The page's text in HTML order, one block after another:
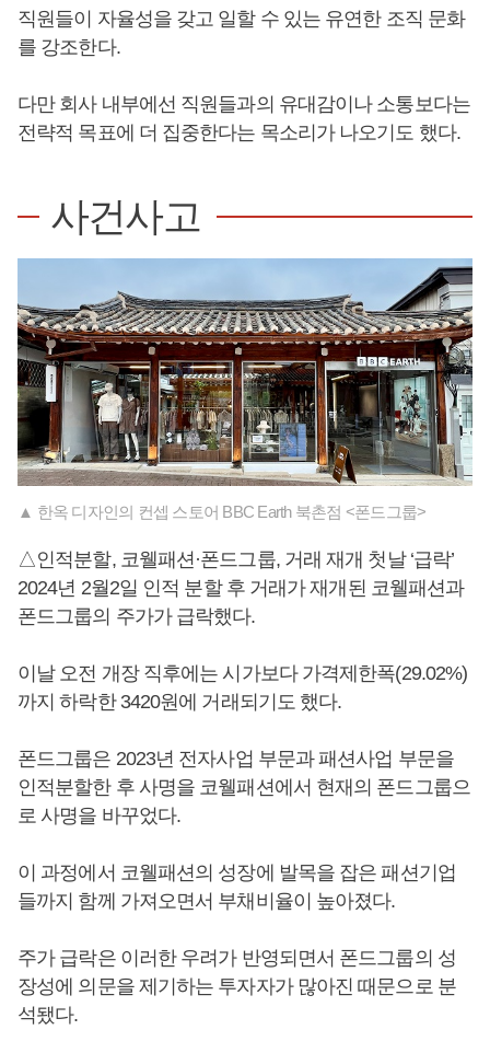
직원들이 자율성을 갖고 일할 수 있는 유연한 조직 문화
를 강조한다.
다만 회사 내부에선 직원들과의 유대감이나 소통보다는
전략적 목표에 더 집중한다는 목소리가 나오기도 했다.
사건사고
▲ 한옥 디자인의 컨셉 스토어 BBC Earth 북촌점 <폰드그룹>
△인적분할, 코웰패션·폰드그룹, 거래 재개 첫날 ‘급락’
2024년 2월2일 인적 분할 후 거래가 재개된 코웰패션과
폰드그룹의 주가가 급락했다.
이날 오전 개장 직후에는 시가보다 가격제한폭(29.02%)
까지 하락한 3420원에 거래되기도 했다.
폰드그룹은 2023년 전자사업 부문과 패션사업 부문을
인적분할한 후 사명을 코웰패션에서 현재의 폰드그룹으
로 사명을 바꾸었다.
이 과정에서 코웰패션의 성장에 발목을 잡은 패션기업
들까지 함께 가져오면서 부채비율이 높아졌다.
주가 급락은 이러한 우려가 반영되면서 폰드그룹의 성
장성에 의문을 제기하는 투자자가 많아진 때문으로 분
석됐다.